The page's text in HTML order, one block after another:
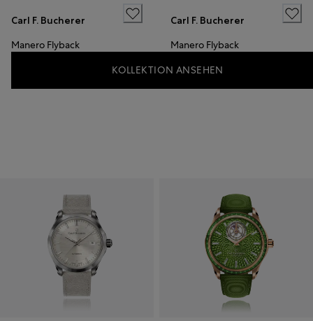
Carl F. Bucherer
Manero Flyback
Carl F. Bucherer
Manero Flyback
KOLLEKTION ANSEHEN